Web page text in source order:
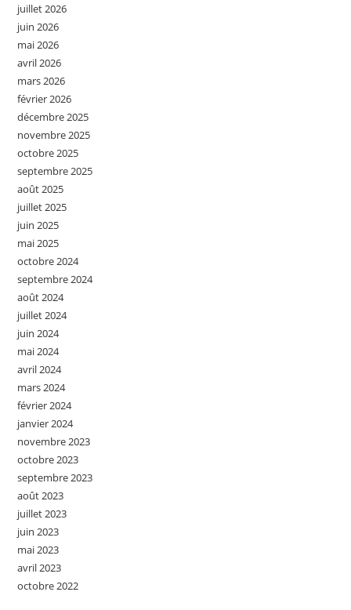
juillet 2026
juin 2026
mai 2026
avril 2026
mars 2026
février 2026
décembre 2025
novembre 2025
octobre 2025
septembre 2025
août 2025
juillet 2025
juin 2025
mai 2025
octobre 2024
septembre 2024
août 2024
juillet 2024
juin 2024
mai 2024
avril 2024
mars 2024
février 2024
janvier 2024
novembre 2023
octobre 2023
septembre 2023
août 2023
juillet 2023
juin 2023
mai 2023
avril 2023
octobre 2022